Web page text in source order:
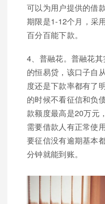
可以为用户提供的借
期限是1-12个月，采
百分百能下款。
4、普融花。普融花
的恒易贷，该口子自
度还是下款率都有了
的时候不看征信和负
款额度最高是20万元
需要借款人有正常使
要征信没有逾期基本
分钟就能到账。